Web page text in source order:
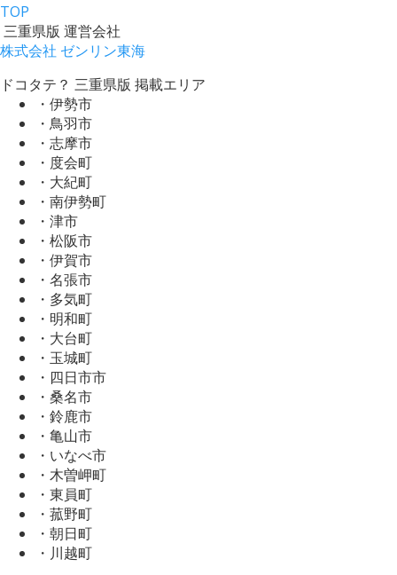
TOP
三重県版 運営会社
株式会社 ゼンリン東海
ドコタテ？ 三重県版 掲載エリア
・伊勢市
・鳥羽市
・志摩市
・度会町
・大紀町
・南伊勢町
・津市
・松阪市
・伊賀市
・名張市
・多気町
・明和町
・大台町
・玉城町
・四日市市
・桑名市
・鈴鹿市
・亀山市
・いなべ市
・木曽岬町
・東員町
・菰野町
・朝日町
・川越町